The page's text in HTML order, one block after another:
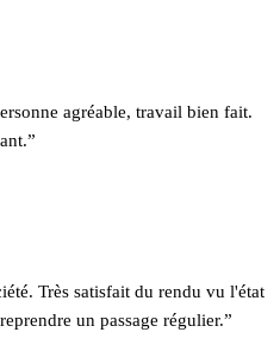
agréable, travail bien fait.
Très satisfait du rendu vu l'état
un passage régulier.”